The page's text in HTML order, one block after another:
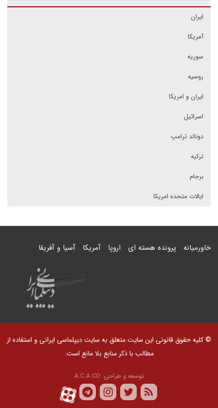
ایران
آمریکا
سوریه
روسیه
ایران و امریکا
اسرائیل
دونالد ترامپ
ترکیه
برجام
ایالات متحده امریکا
خاورمیانه پرونده هسته ای اروپا آمریکا آسیا و آفریقا
© کلیه حقوق قانونی این سایت متعلق به سایت دیپلماسی ایرانی و استفاده از
مطالب با ذکر منابع بلا مانع است.
توسعه و طراحی: A.C.A CO